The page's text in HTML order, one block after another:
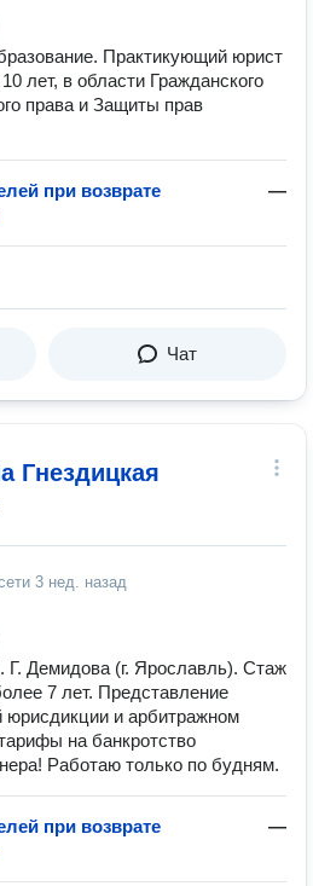
Практикующий юрист
лет, в области Гражданского
права и Защиты прав
при возврате
—
Чат
Гнездицкая
3 нед. назад
Демидова (г. Ярославль). Стаж
7 лет. Представление
юрисдикции и арбитражном
на банкротство
Работаю только по будням.
при возврате
—